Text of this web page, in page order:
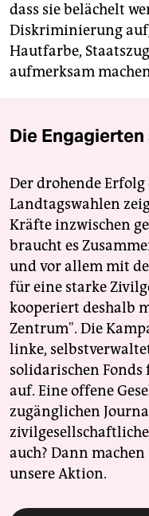
dass sie belächelt
Diskriminierung
Hautfarbe,
aufmerksam
Die
Der drohende
Landtagswahlen
Kräfte inzwischen
braucht es
und vor allem mit
für eine starke
kooperiert deshalb
Zentrum". Die
linke,
solidarischen
auf. Eine offene
zugänglichen
auch? Dann
unsere Aktion.